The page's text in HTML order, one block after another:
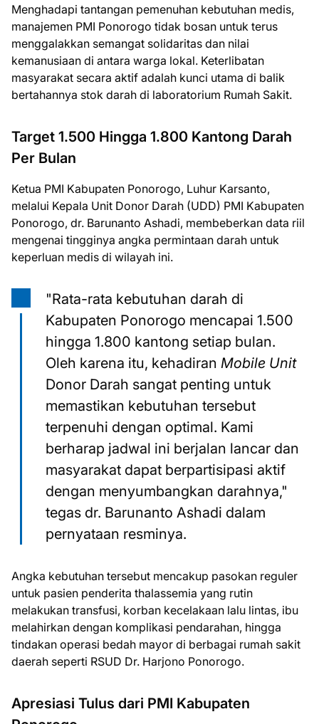
Menghadapi tantangan pemenuhan kebutuhan medis,
manajemen PMI Ponorogo tidak bosan untuk terus
menggalakkan semangat solidaritas dan nilai
kemanusiaan di antara warga lokal. Keterlibatan
masyarakat secara aktif adalah kunci utama di balik
bertahannya stok darah di laboratorium Rumah Sakit.
Target 1.500 Hingga 1.800 Kantong Darah
Per Bulan
Ketua PMI Kabupaten Ponorogo, Luhur Karsanto,
melalui Kepala Unit Donor Darah (UDD) PMI Kabupaten
Ponorogo, dr. Barunanto Ashadi, membeberkan data riil
mengenai tingginya angka permintaan darah untuk
keperluan medis di wilayah ini.
"Rata-rata kebutuhan darah di
Kabupaten Ponorogo mencapai 1.500
hingga 1.800 kantong setiap bulan.
Oleh karena itu, kehadiran Mobile Unit
Donor Darah sangat penting untuk
memastikan kebutuhan tersebut
terpenuhi dengan optimal. Kami
berharap jadwal ini berjalan lancar dan
masyarakat dapat berpartisipasi aktif
dengan menyumbangkan darahnya,"
tegas dr. Barunanto Ashadi dalam
pernyataan resminya.
Angka kebutuhan tersebut mencakup pasokan reguler
untuk pasien penderita thalassemia yang rutin
melakukan transfusi, korban kecelakaan lalu lintas, ibu
melahirkan dengan komplikasi pendarahan, hingga
tindakan operasi bedah mayor di berbagai rumah sakit
daerah seperti RSUD Dr. Harjono Ponorogo.
Apresiasi Tulus dari PMI Kabupaten